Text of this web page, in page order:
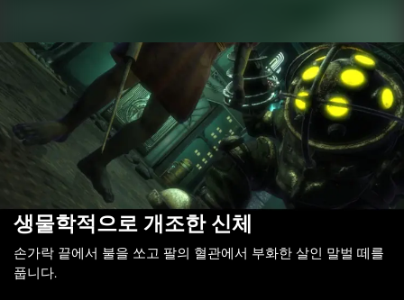
생물학적으로 개조한 신체
손가락 끝에서 불을 쏘고 팔의 혈관에서 부화한 살인 말벌 떼를
풉니다.